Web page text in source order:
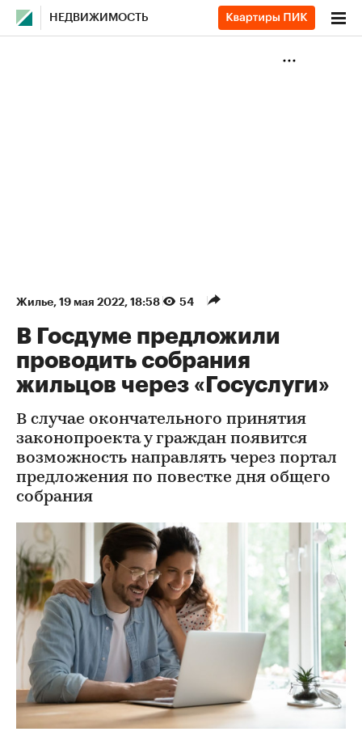
НЕДВИЖИМОСТЬ
Жилье⁠, 19 мая 2022, 18:58 54
В Госдуме предложили
проводить собрания
жильцов через «Госуслуги»
В случае окончательного принятия
законопроекта у граждан появится
возможность направлять через портал
предложения по повестке дня общего
собрания